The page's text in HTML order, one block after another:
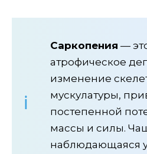
Саркопения —
атрофическое
изменение
мускулатуры,
постепенной
массы и силы.
наблюдающаяся